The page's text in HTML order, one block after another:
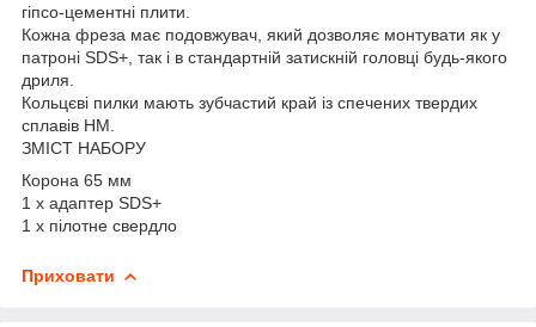
гіпсо-цементні плити.
Кожна фреза має подовжувач, який дозволяє монтувати як у
патроні SDS+, так і в стандартній затискній головці будь-якого
дриля.
Кольцєві пилки мають зубчастий край із спечених твердих
сплавів HM.
ЗМІСТ НАБОРУ
Корона 65 мм
1 x адаптер SDS+
1 x пілотне свердло
Приховати